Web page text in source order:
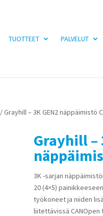
TUOTTEET PALVELUT
/ Grayhill – 3K GEN2 näppäimistö
Grayhill –
3K -sarjan
20 (4×5)
työkoneet ja niiden
liitettävissä CANOpen